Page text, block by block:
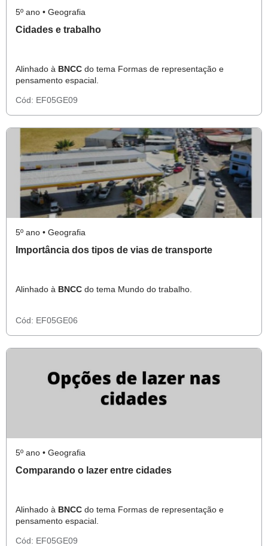
5º ano • Geografia
Cidades e trabalho
Alinhado à BNCC do tema Formas de representação e
pensamento espacial.
Cód: EF05GE09
5º ano • Geografia
Importância dos tipos de vias de transporte
Alinhado à BNCC do tema Mundo do trabalho.
Cód: EF05GE06
5º ano • Geografia
Comparando o lazer entre cidades
Alinhado à BNCC do tema Formas de representação e
pensamento espacial.
Cód: EF05GE09